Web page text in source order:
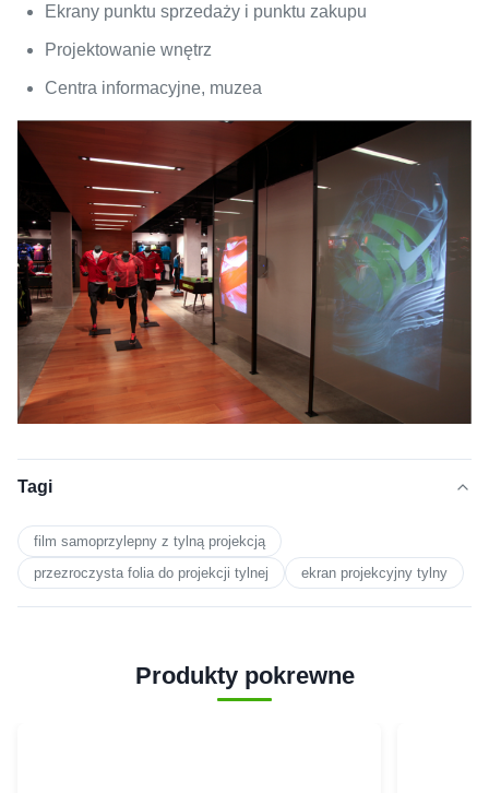
Ekrany punktu sprzedaży i punktu zakupu
Projektowanie wnętrz
Centra informacyjne, muzea
Tagi
film samoprzylepny z tylną projekcją
przezroczysta folia do projekcji tylnej
ekran projekcyjny tylny
Produkty pokrewne